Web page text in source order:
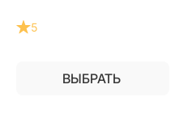
5
ВЫБРАТЬ